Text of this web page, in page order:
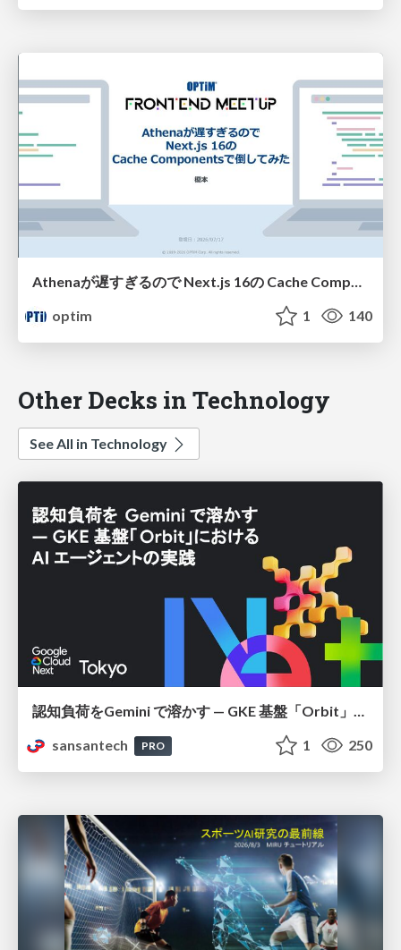
Athenaが遅すぎるので Next.js 16の Cache Componentsで倒してみた
optim
1 140
Other Decks in Technology
See All in Technology
sansantech
PRO 1 250